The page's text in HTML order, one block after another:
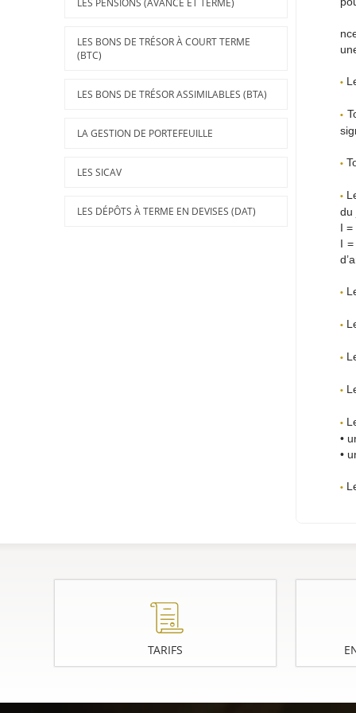
Les Sicav
LES PENSIONS (AVANCE ET TERME)
LES BONS DE TRÉSOR À COURT TERME
(BTC)
LES BONS DE TRÉSOR ASSIMILABLES (BTA)
LA GESTION DE PORTEFEUILLE
LES SICAV
LES DÉPÔTS À TERME EN DEVISES (DAT)
•
•
•
•
du
I =
I
•
•
•
•
•
•
•
•
TARIFS